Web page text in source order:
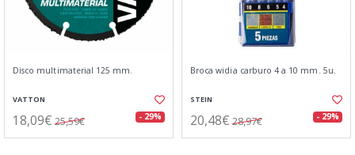
Disco multimaterial 125 mm.
VATTON
18,09€ 25,59€ - 29%
Broca widia carburo 4 a 10 mm. 5u.
STEIN
20,48€ 28,97€ - 29%